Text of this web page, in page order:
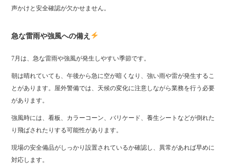
声かけと安全確認が欠かせません。
急な雷雨や強風への備え
7月は、急な雷雨や強風が発生しやすい季節です。
朝は晴れていても、午後から急に空が暗くなり、強い雨や雷が発生するこ
とがあります。屋外警備では、天候の変化に注意しながら業務を行う必要
があります。
強風時には、看板、カラーコーン、バリケード、養生シートなどが倒れた
り飛ばされたりする可能性があります。
現場の安全備品がしっかり設置されているか確認し、異常があれば早めに
対応します。